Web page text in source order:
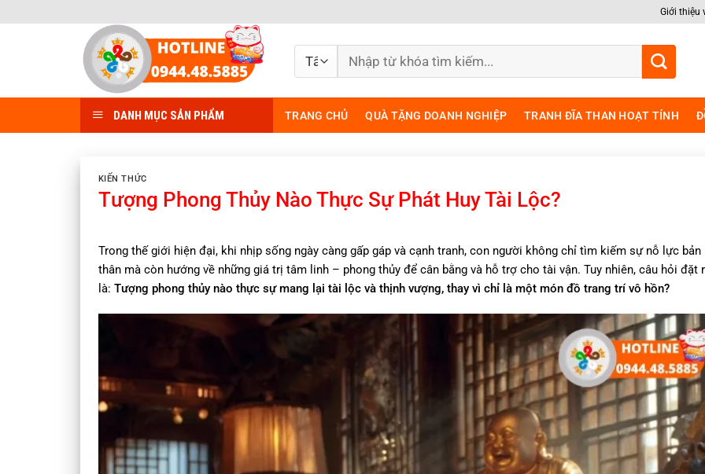
qua
Giới thiệu
Tìm
kiếm:
DANH MỤC SẢN PHẨM TRANG CHỦ QUÀ TẶNG DOANH NGHIỆP TRANH ĐĨA THAN HOẠT TÍNH
KIẾN THỨC
Tượng Phong Thủy Nào Thực Sự Phát Huy Tài Lộc?
Trong thế giới hiện đại, khi nhịp sống ngày càng gấp gáp và cạnh tranh, con người không chỉ tìm kiếm sự nỗ lực bản
thân mà còn hướng về những giá trị tâm linh – phong thủy để cân bằng và hỗ trợ cho tài vận. Tuy nhiên, câu hỏi đặt
là: Tượng phong thủy nào thực sự mang lại tài lộc và thịnh vượng, thay vì chỉ là một món đồ trang trí vô hồn?